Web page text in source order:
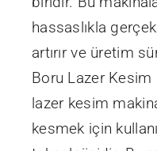
hassaslıkla
artırır ve üretim
Boru Lazer Kesim
lazer kesim
kesmek için